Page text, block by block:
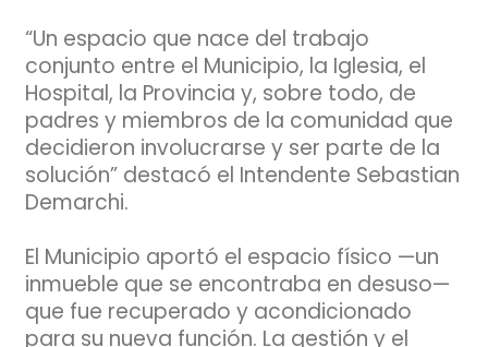
“Un espacio que nace del trabajo
conjunto entre el Municipio, la Iglesia, el
Hospital, la Provincia y, sobre todo, de
padres y miembros de la comunidad que
decidieron involucrarse y ser parte de la
solución” destacó el Intendente Sebastian
Demarchi.
El Municipio aportó el espacio físico —un
inmueble que se encontraba en desuso—
que fue recuperado y acondicionado
para su nueva función. La gestión y el